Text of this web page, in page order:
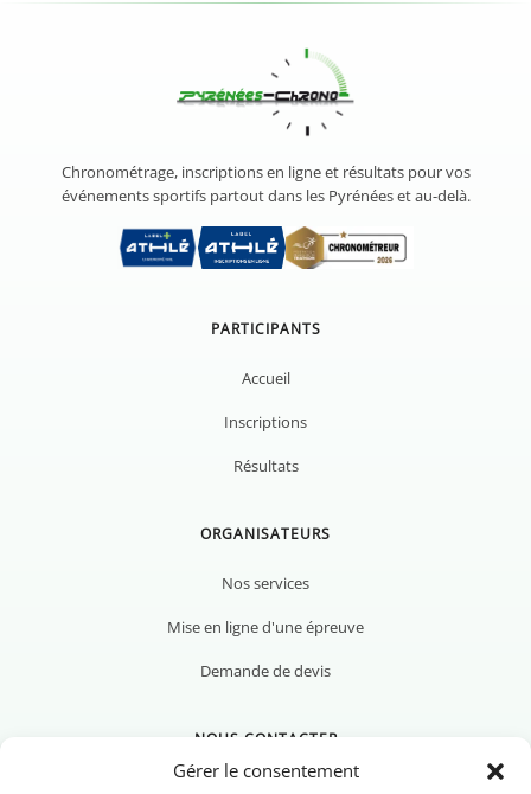
Gérer le consentement
Chronométrage, inscriptions en ligne et résultats pour vos
événements sportifs partout dans les Pyrénées et au-delà.
PARTICIPANTS
Accueil
Inscriptions
Résultats
ORGANISATEURS
Nos services
Mise en ligne d'une épreuve
Demande de devis
NOUS CONTACTER